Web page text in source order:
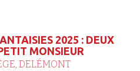
2025 : DEUX
MONSIEUR
DELÉMONT